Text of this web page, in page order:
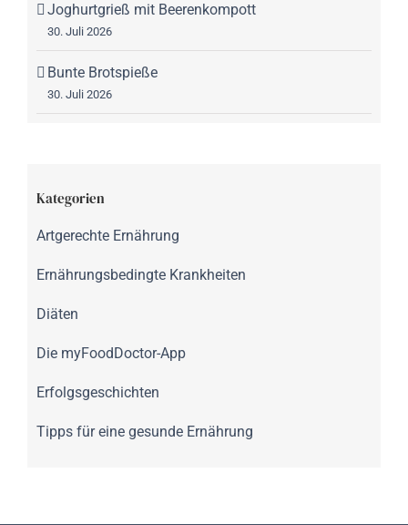
Joghurtgrieß mit Beerenkompott
30. Juli 2026
Bunte Brotspieße
30. Juli 2026
Kategorien
Artgerechte Ernährung
Ernährungsbedingte Krankheiten
Diäten
Die myFoodDoctor-App
Erfolgsgeschichten
Tipps für eine gesunde Ernährung